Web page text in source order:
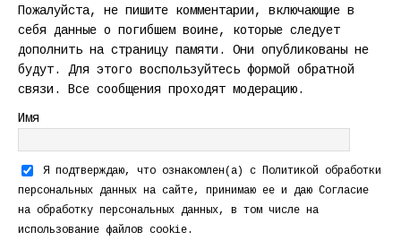
Пожалуйста, не пишите комментарии, включающие в
себя данные о погибшем воине, которые следует
дополнить на страницу памяти. Они опубликованы не
будут. Для этого воспользуйтесь формой обратной
связи. Все сообщения проходят модерацию.
Имя
Я подтверждаю, что ознакомлен(а) с Политикой обработки
персональных данных на сайте, принимаю ее и даю Согласие
на обработку персональных данных, в том числе на
использование файлов cookie.